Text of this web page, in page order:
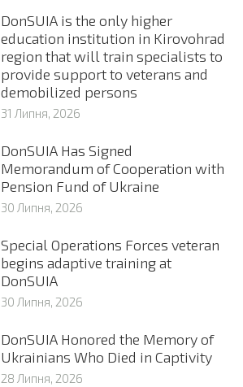
DonSUIA is the only higher
education institution in Kirovohrad
region that will train specialists to
provide support to veterans and
demobilized persons
31 Липня, 2026
DonSUIA Has Signed
Memorandum of Cooperation with
Pension Fund of Ukraine
30 Липня, 2026
Special Operations Forces veteran
begins adaptive training at
DonSUIA
30 Липня, 2026
DonSUIA Honored the Memory of
Ukrainians Who Died in Captivity
28 Липня, 2026